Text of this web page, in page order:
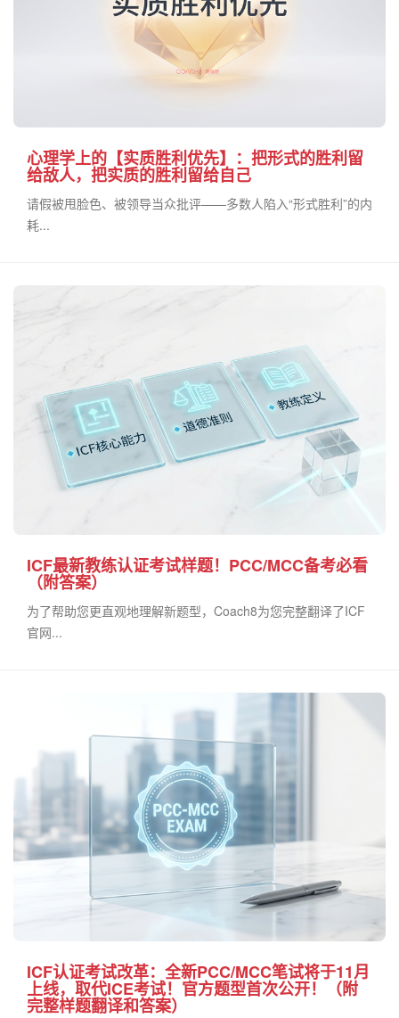
心理学上的【实质胜利优先】：把形式的胜利留
给敌人，把实质的胜利留给自己
请假被甩脸色、被领导当众批评——多数人陷入“形式胜利”的内
耗...
ICF最新教练认证考试样题！PCC/MCC备考必看
（附答案）
为了帮助您更直观地理解新题型，Coach8为您完整翻译了ICF
官网...
ICF认证考试改革：全新PCC/MCC笔试将于11月
上线，取代ICE考试！官方题型首次公开！（附
完整样题翻译和答案）